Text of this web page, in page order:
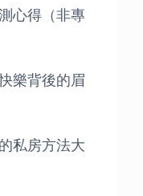
心得（非專
樂背後的眉
私房方法大